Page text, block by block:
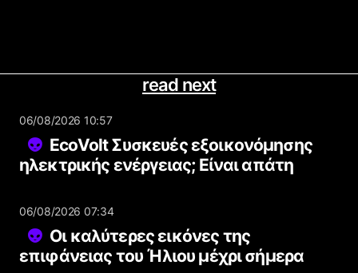
read next
06/08/2026 10:57
EcoVolt Συσκευές εξοικονόμησης
ηλεκτρικής ενέργειας; Είναι απάτη
06/08/2026 07:34
Οι καλύτερες εικόνες της
επιφάνειας του Ήλιου μέχρι σήμερα